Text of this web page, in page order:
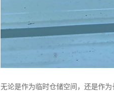
无论是作为临时仓储空间，还是作